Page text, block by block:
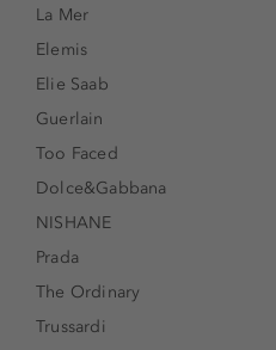
La Mer
Elemis
Elie Saab
Guerlain
Too Faced
Dolce&Gabbana
NISHANE
Prada
The Ordinary
Trussardi